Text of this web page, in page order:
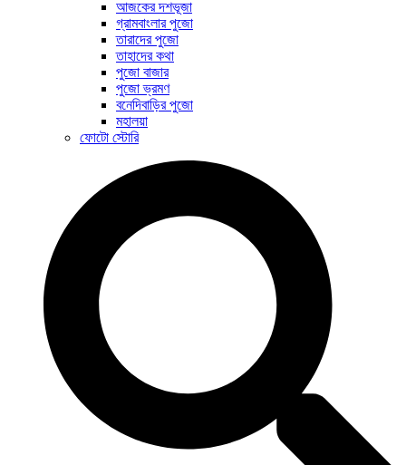
আজকের দশভূজা
গ্রামবাংলার পুজো
তারাদের পুজো
তাহাদের কথা
পুজো বাজার
পুজো ভ্রমণ
বনেদিবাড়ির পুজো
মহালয়া
ফোটো স্টোরি